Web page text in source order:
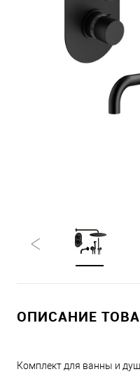
ОПИСАНИЕ
Комплект для ванны и